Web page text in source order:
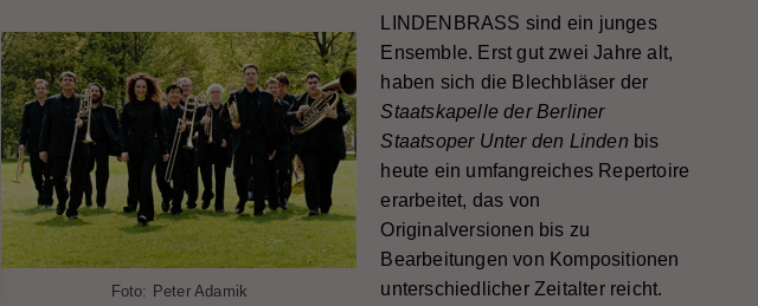
Foto: Peter Adamik
LINDENBRASS sind ein junges
Ensemble. Erst gut zwei Jahre alt,
haben sich die Blechbläser der
Staatskapelle der Berliner
Staatsoper Unter den Linden bis
heute ein umfangreiches Repertoire
erarbeitet, das von
Originalversionen bis zu
Bearbeitungen von Kompositionen
unterschiedlicher Zeitalter reicht.